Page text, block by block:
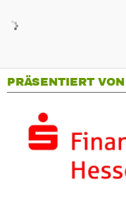
PRÄSENTIERT VON